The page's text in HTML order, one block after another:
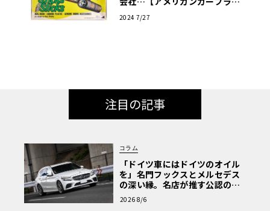
2024 7/27
注目の記事
コラム
「ドイツ車にはドイツのオイル
を」名門フックスとメルセデス
の深い縁。名店が推す公認の安
心と、Cクラスで味わうシルキー
な走り〈PR〉
2026 8/6